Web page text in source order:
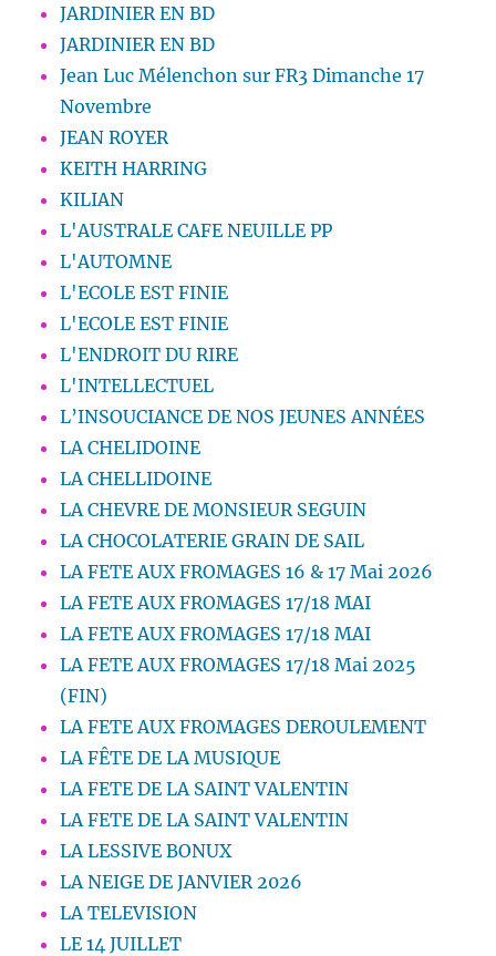
JARDINIER EN BD
JARDINIER EN BD
Jean Luc Mélenchon sur FR3 Dimanche 17
Novembre
JEAN ROYER
KEITH HARRING
KILIAN
L'AUSTRALE CAFE NEUILLE PP
L'AUTOMNE
L'ECOLE EST FINIE
L'ECOLE EST FINIE
L'ENDROIT DU RIRE
L'INTELLECTUEL
L’INSOUCIANCE DE NOS JEUNES ANNÉES
LA CHELIDOINE
LA CHELLIDOINE
LA CHEVRE DE MONSIEUR SEGUIN
LA CHOCOLATERIE GRAIN DE SAIL
LA FETE AUX FROMAGES 16 & 17 Mai 2026
LA FETE AUX FROMAGES 17/18 MAI
LA FETE AUX FROMAGES 17/18 MAI
LA FETE AUX FROMAGES 17/18 Mai 2025
(FIN)
LA FETE AUX FROMAGES DEROULEMENT
LA FÊTE DE LA MUSIQUE
LA FETE DE LA SAINT VALENTIN
LA FETE DE LA SAINT VALENTIN
LA LESSIVE BONUX
LA NEIGE DE JANVIER 2026
LA TELEVISION
LE 14 JUILLET